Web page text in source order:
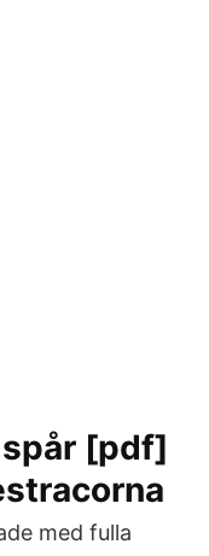
[pdf]
med fulla